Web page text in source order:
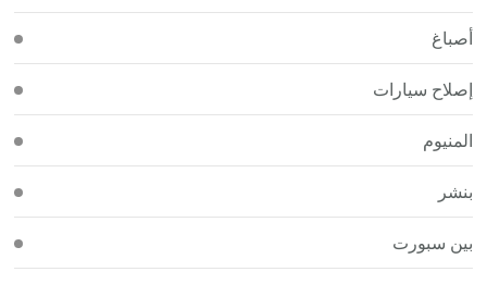
أصباغ
إصلاح سيارات
المنيوم
بنشر
بين سبورت